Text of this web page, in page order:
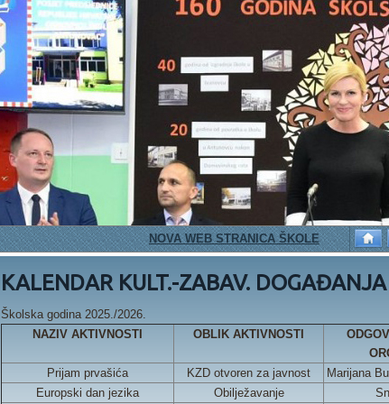
NOVA WEB STRANICA ŠKOLE PETAŠI
KALENDAR KULT.-ZABAV. DOGAĐANJA
Školska godina 2025./2026.
NAZIV AKTIVNOSTI
OBLIK AKTIVNOSTI
Prijam prvašića
KZD otvoren za javnost Marijana
Europski dan jezika
Obilježavanje